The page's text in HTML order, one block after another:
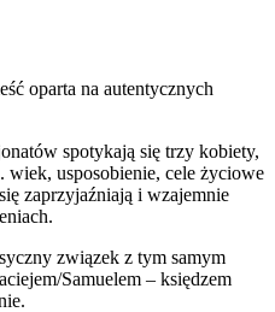
oparta na autentycznych
spotykają się trzy kobiety,
usposobienie, cele życiowe
zaprzyjaźniają i wzajemnie
związek z tym samym
Samuelem – księdzem